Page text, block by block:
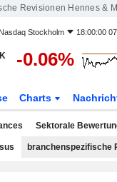
Revisionen Hennes &
Nasdaq Stockholm 18:00:00
-0.06%
Charts
Sektorale
branchenspezifische